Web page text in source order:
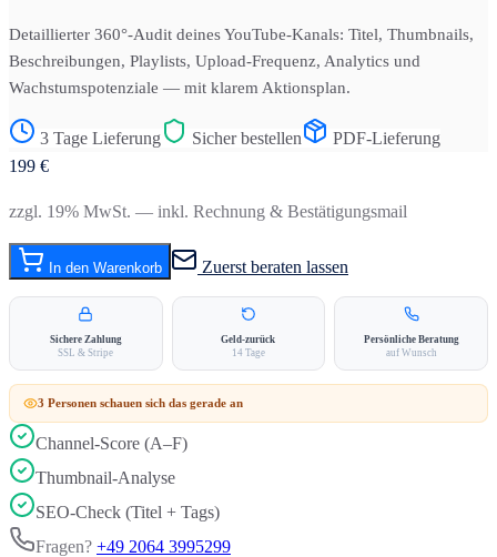
Detaillierter 360°-Audit deines YouTube-Kanals: Titel, Thumbnails,
Beschreibungen, Playlists, Upload-Frequenz, Analytics und
Wachstumspotenziale — mit klarem Aktionsplan.
3 Tage Lieferung Sicher bestellen
PDF-Lieferung
199 €
zzgl. 19% MwSt. — inkl. Rechnung & Bestätigungsmail
In den Warenkorb Zuerst beraten lassen
Sichere Zahlung
SSL & Stripe
Geld-zurück
14 Tage
Persönliche Beratung
auf Wunsch
3 Personen schauen sich das gerade an
Channel-Score (A–F)
Thumbnail-Analyse
SEO-Check (Titel + Tags)
Fragen? +49 2064 3995299